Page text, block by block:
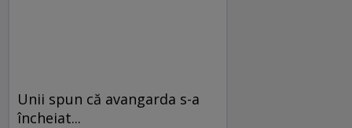
Unii spun că avangarda s-a
încheiat...